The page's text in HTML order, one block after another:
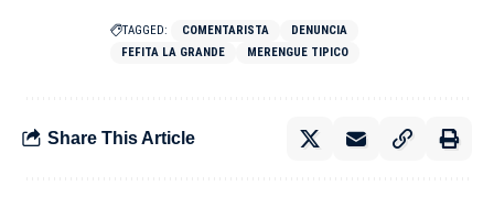
TAGGED: COMENTARISTA
DENUNCIA
FEFITA LA GRANDE
MERENGUE TIPICO
Share This Article